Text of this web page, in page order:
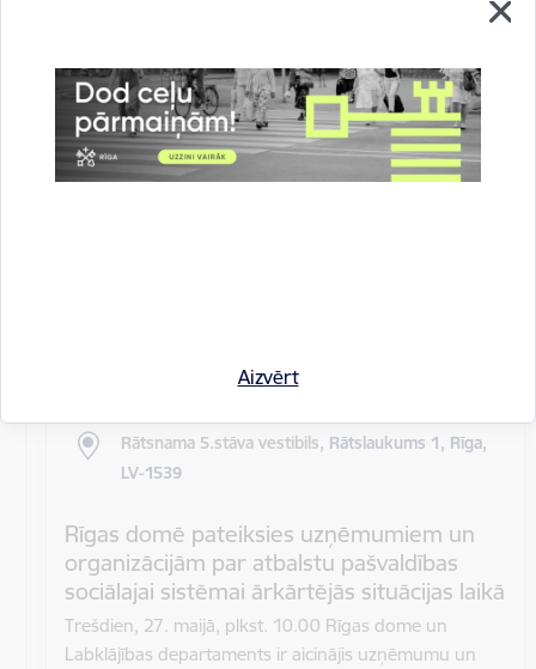
Aizvērt
14.sēde (ārkārtas)
Sēdes darba kārtība: Grozījumi Rīgas domes 2016.
gada 19. aprīļa saistošajos noteikumos Nr. 198 "Par
kārtību, kādā tiek…
Rātsnama 5.stāva vestibils, Rātslaukums 1, Rīga,
LV-1539
Rīgas domē pateiksies uzņēmumiem un
organizācijām par atbalstu pašvaldības
sociālajai sistēmai ārkārtējās situācijas laikā
Trešdien, 27. maijā, plkst. 10.00 Rīgas dome un
Labklājības departaments ir aicinājis uzņēmumu un